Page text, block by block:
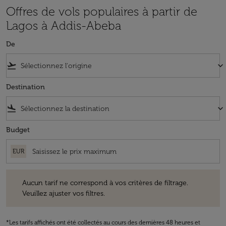
Offres de vols populaires à partir de
Lagos à Addis-Abeba
De
flight_takeoff keyboard_arrow_down
Destination
flight_land keyboard_arrow_down
Budget
EUR
Aucun tarif ne correspond à vos critères de filtrage.
Veuillez ajuster vos filtres.
*Les tarifs affichés ont été collectés au cours des dernières 48 heures et